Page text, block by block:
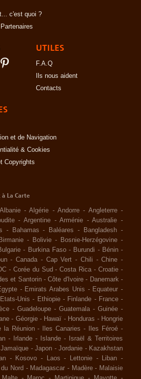
c'est quoi ?
UTILES
F.A.Q
Ils nous aident
Contacts
et de Navigation
& Cookies
Copyrights
La Carte
Albanie -Algérie -Andorre - Angleterre -
-Argentine -Arménie -Australie -
- Bahamas - Baléares - Bangladesh -
Birmanie - Bolivie - Bosnie-Herzégovine -
- Burkina Faso - Burundi - Bénin -
- Canada - Cap Vert - Chili -Chine -
- Corée du Sud -Costa Rica -Croatie -
et Santorin -Côte d'Ivoire - Danemark -
- Emirats Arabes Unis - Equateur -
Etats-Unis - Ethiopie - Finlande - France -
- Guadeloupe - Guatemala - Guinée -
- Géorgie - Hawaï - Honduras - Hongrie
la Réunion - Iles Canaries - Iles Féroé -
- Irlande - Islande -
Israël & Territoires
Jamaïque - Japon - Jordanie - Kazakhstan
- Kosovo - Laos - Lettonie - Liban -
Nord - Madagascar - Madère - Malaisie